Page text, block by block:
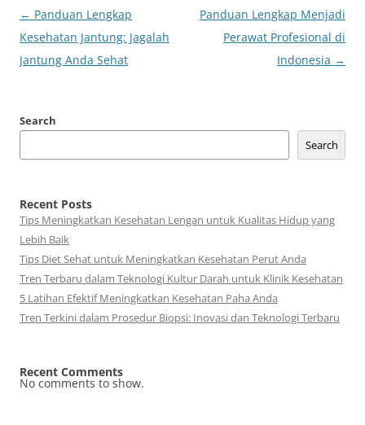
Post
navigation
← Panduan Lengkap
Kesehatan Jantung: Jagalah
Jantung Anda Sehat
Panduan Lengkap Menjadi
Perawat Profesional di
Indonesia →
Search
Search
Recent Posts
Tips Meningkatkan Kesehatan Lengan untuk Kualitas Hidup yang
Lebih Baik
Tips Diet Sehat untuk Meningkatkan Kesehatan Perut Anda
Tren Terbaru dalam Teknologi Kultur Darah untuk Klinik Kesehatan
5 Latihan Efektif Meningkatkan Kesehatan Paha Anda
Tren Terkini dalam Prosedur Biopsi: Inovasi dan Teknologi Terbaru
Recent Comments
No comments to show.